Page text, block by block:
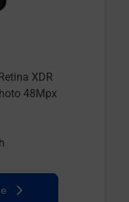
XDR
48Mpx